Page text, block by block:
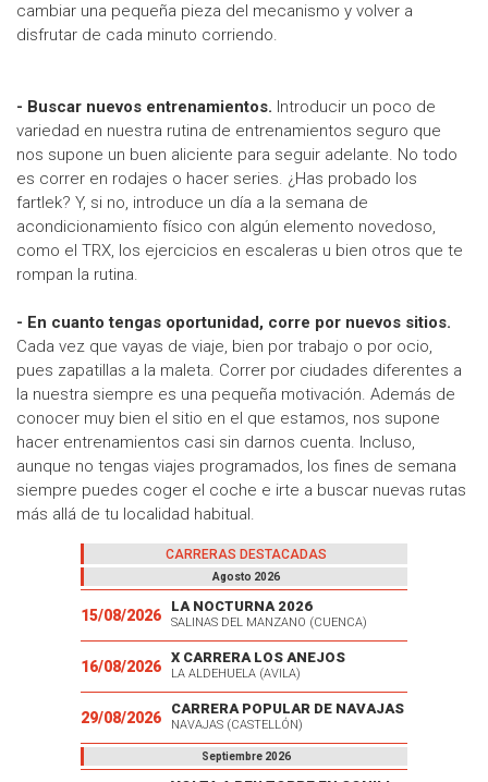
cambiar una pequeña pieza del mecanismo y volver a
disfrutar de cada minuto corriendo.
- Buscar nuevos entrenamientos. Introducir un poco de
variedad en nuestra rutina de entrenamientos seguro que
nos supone un buen aliciente para seguir adelante. No todo
es correr en rodajes o hacer series. ¿Has probado los
fartlek? Y, si no, introduce un día a la semana de
acondicionamiento físico con algún elemento novedoso,
como el TRX, los ejercicios en escaleras u bien otros que te
rompan la rutina.
- En cuanto tengas oportunidad, corre por nuevos sitios.
Cada vez que vayas de viaje, bien por trabajo o por ocio,
pues zapatillas a la maleta. Correr por ciudades diferentes a
la nuestra siempre es una pequeña motivación. Además de
conocer muy bien el sitio en el que estamos, nos supone
hacer entrenamientos casi sin darnos cuenta. Incluso,
aunque no tengas viajes programados, los fines de semana
siempre puedes coger el coche e irte a buscar nuevas rutas
más allá de tu localidad habitual.
CARRERAS DESTACADAS
Agosto 2026
15/08/2026
LA NOCTURNA 2026
SALINAS DEL MANZANO (CUENCA)
16/08/2026
X CARRERA LOS ANEJOS
LA ALDEHUELA (AVILA)
29/08/2026
CARRERA POPULAR DE NAVAJAS
NAVAJAS (CASTELLÓN)
Septiembre 2026